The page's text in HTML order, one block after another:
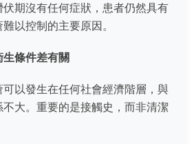
期沒有任何症狀，患者仍然具有
以控制的主要原因。
條件差有關
以發生在任何社會經濟階層，與
大。重要的是接觸史，而非清潔